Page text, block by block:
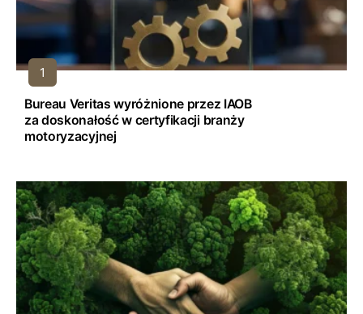
Bureau Veritas wyróżnione przez IAOB
za doskonałość w certyfikacji branży
motoryzacyjnej